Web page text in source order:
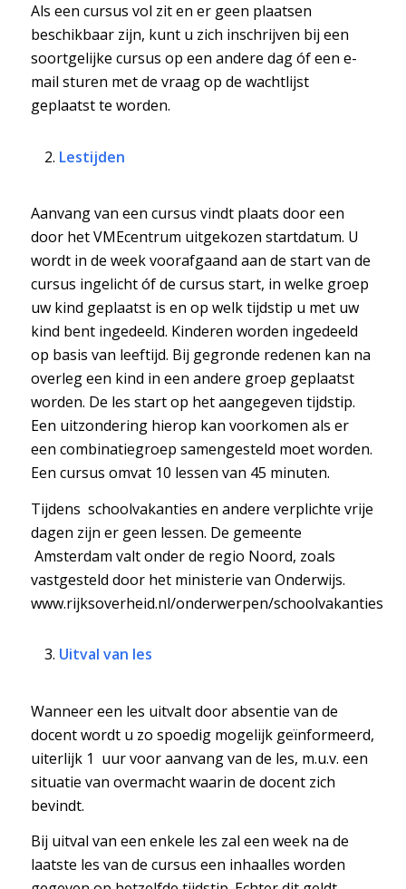
Als een cursus vol zit en er geen plaatsen
beschikbaar zijn, kunt u zich inschrijven bij een
soortgelijke cursus op een andere dag óf een e-
mail sturen met de vraag op de wachtlijst
geplaatst te worden.
Lestijden
Aanvang van een cursus vindt plaats door een
door het VMEcentrum uitgekozen startdatum. U
wordt in de week voorafgaand aan de start van de
cursus ingelicht óf de cursus start, in welke groep
uw kind geplaatst is en op welk tijdstip u met uw
kind bent ingedeeld. Kinderen worden ingedeeld
op basis van leeftijd. Bij gegronde redenen kan na
overleg een kind in een andere groep geplaatst
worden. De les start op het aangegeven tijdstip.
Een uitzondering hierop kan voorkomen als er
een combinatiegroep samengesteld moet worden.
Een cursus omvat 10 lessen van 45 minuten.
Tijdens schoolvakanties en andere verplichte vrije
dagen zijn er geen lessen. De gemeente
Amsterdam valt onder de regio Noord, zoals
vastgesteld door het ministerie van Onderwijs.
www.rijksoverheid.nl/onderwerpen/schoolvakanties
Uitval van les
Wanneer een les uitvalt door absentie van de
docent wordt u zo spoedig mogelijk geïnformeerd,
uiterlijk 1 uur voor aanvang van de les, m.u.v. een
situatie van overmacht waarin de docent zich
bevindt.
Bij uitval van een enkele les zal een week na de
laatste les van de cursus een inhaalles worden